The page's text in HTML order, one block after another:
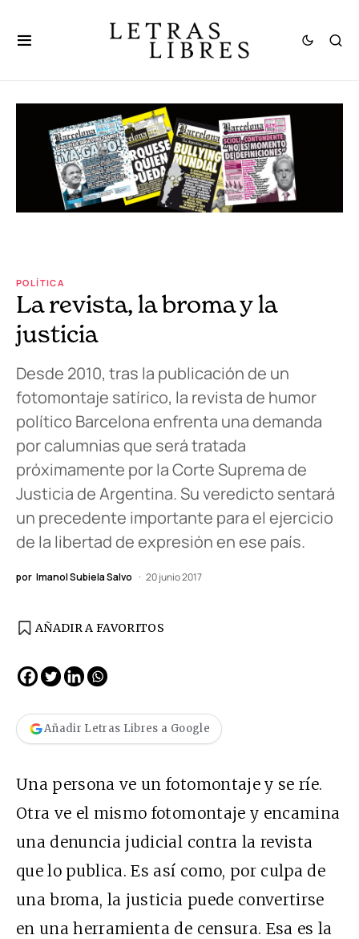
POLÍTICA
La revista, la broma y la
justicia
Desde 2010, tras la publicación de un
fotomontaje satírico, la revista de humor
político Barcelona enfrenta una demanda
por calumnias que será tratada
próximamente por la Corte Suprema de
Justicia de Argentina. Su veredicto sentará
un precedente importante para el ejercicio
de la libertad de expresión en ese país.
por Imanol Subiela Salvo 20 junio 2017
AÑADIR A FAVORITOS
Añadir Letras Libres a Google
Una persona ve un fotomontaje y se ríe.
Otra ve el mismo fotomontaje y encamina
una denuncia judicial contra la revista
que lo publica. Es así como, por culpa de
una broma, la justicia puede convertirse
en una herramienta de censura. Esa es la